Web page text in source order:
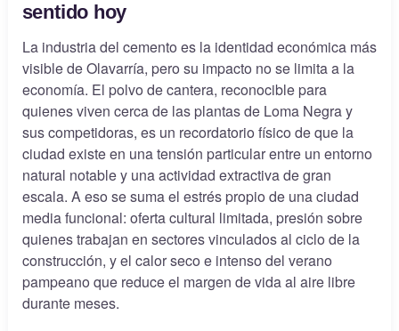
sentido hoy
La industria del cemento es la identidad económica más
visible de Olavarría, pero su impacto no se limita a la
economía. El polvo de cantera, reconocible para
quienes viven cerca de las plantas de Loma Negra y
sus competidoras, es un recordatorio físico de que la
ciudad existe en una tensión particular entre un entorno
natural notable y una actividad extractiva de gran
escala. A eso se suma el estrés propio de una ciudad
media funcional: oferta cultural limitada, presión sobre
quienes trabajan en sectores vinculados al ciclo de la
construcción, y el calor seco e intenso del verano
pampeano que reduce el margen de vida al aire libre
durante meses.